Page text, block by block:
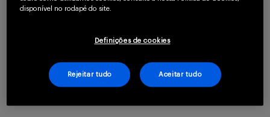
redefinindo padrões de cuidado
influenciadores da área
disponível no rodapé do site.
Definições de cookies
Rejeitar tudo Aceitar tudo